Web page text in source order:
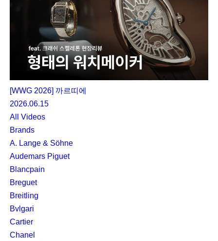
[WWG 2026] 까르띠에
2026.06.15
All Videos
Brands
A. Lange & Söhne
Audemars Piguet
Blancpain
Breguet
Breitling
Bvlgari
Cartier
Chanel